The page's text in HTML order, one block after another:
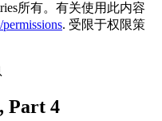
所有。有关使用此内容
. 受限于权限策
Part 4